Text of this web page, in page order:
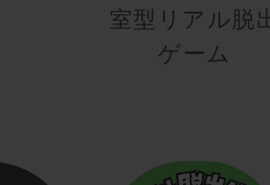
室型リアル脱
ゲーム